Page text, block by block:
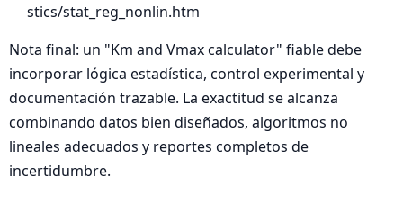
stics/stat_reg_nonlin.htm
Nota final: un "Km and Vmax calculator" fiable debe
incorporar lógica estadística, control experimental y
documentación trazable. La exactitud se alcanza
combinando datos bien diseñados, algoritmos no
lineales adecuados y reportes completos de
incertidumbre.